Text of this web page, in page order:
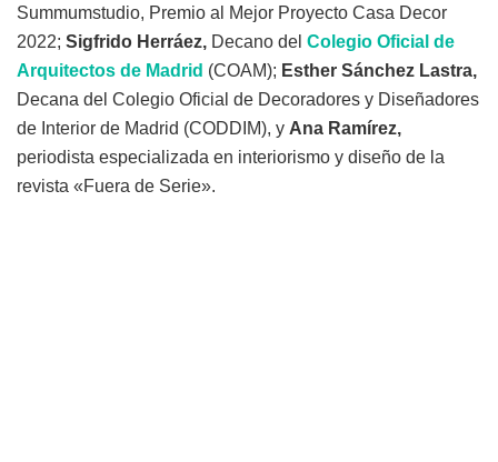
Summumstudio, Premio al Mejor Proyecto Casa Decor
2022; Sigfrido Herráez, Decano del Colegio Oficial de
Arquitectos de Madrid (COAM); Esther Sánchez Lastra,
Decana del Colegio Oficial de Decoradores y Diseñadores
de Interior de Madrid (CODDIM), y Ana Ramírez,
periodista especializada en interiorismo y diseño de la
revista «Fuera de Serie».